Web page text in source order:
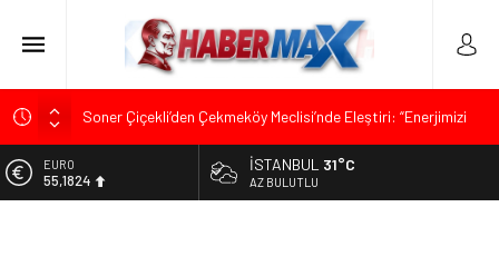
Soner Çiçekli’den Çekmeköy Meclisi’nde Eleştiri: “Enerjimizi
Edremit’te Kaymakam Ahmet Odabaş’a Duygu Dolu Veda
ALTIN
6.662,10
İSTANBUL 31°C
AZ BULUTLU